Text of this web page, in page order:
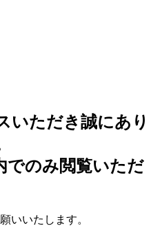
いただき誠にあり
でのみ閲覧いただ
いいたします。